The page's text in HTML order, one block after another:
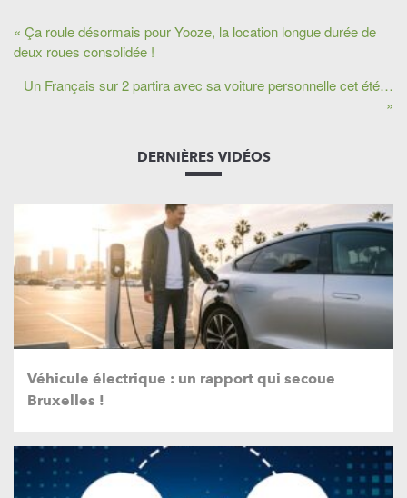
« Ça roule désormais pour Yooze, la location longue durée de
deux roues consolidée !
Un Français sur 2 partira avec sa voiture personnelle cet été…
»
DERNIÈRES VIDÉOS
Véhicule électrique : un rapport qui secoue
Bruxelles !